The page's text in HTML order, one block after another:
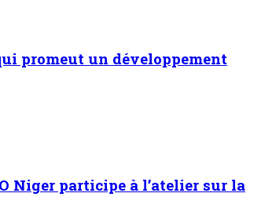
promeut un développement
Niger participe à l’atelier sur la